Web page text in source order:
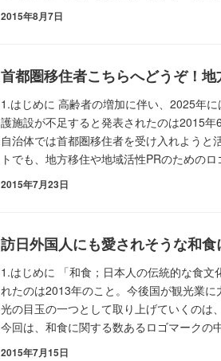
2015年8月7日
首都圏移住者こちらへどうぞ！
1.はじめに 高齢者の増加に伴い、2025年
護施設が不足すると発表されたのは2015
自治体では首都圏移住者を受け入れようと
トでも、地方移住や地域活性PRのための
2015年7月23日
訪日外国人にも愛されそうな和
1.はじめに 「和食；日本人の伝統的な食文
れたのは2013年のこと。今後国が観光業
光の目玉の一つとして取り上げていくのは
今回は、和食に関する数あるロゴマーク
2015年7月15日